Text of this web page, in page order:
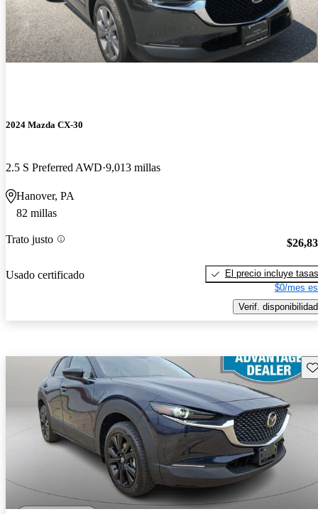
2024 Mazda CX-30
2.5 S Preferred AWD 9,013 millas
Hanover, PA
82 millas
Trato justo
Usado certificado
El precio incluye tasas
$0/mes
Verif. disponibilidad